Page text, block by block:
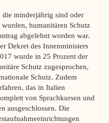
minderjährig sind oder
humanitären Schutz
abgelehnt worden war.
Dekret des Innenministers
wurde in 25 Prozent der
Schutz zugesprochen,
Schutz. Zudem
das in Italien
von Sprachkursen und
ausgeschlossen. Die